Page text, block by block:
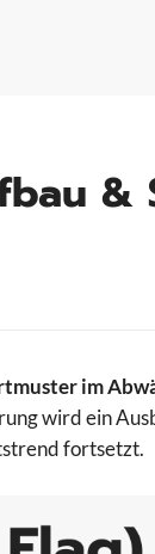
&
im
wird ein
fortsetzt.